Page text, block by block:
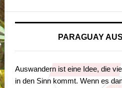
PARAGUAY
Auswandern ist eine Idee, die
in den Sinn kommt. Wenn es